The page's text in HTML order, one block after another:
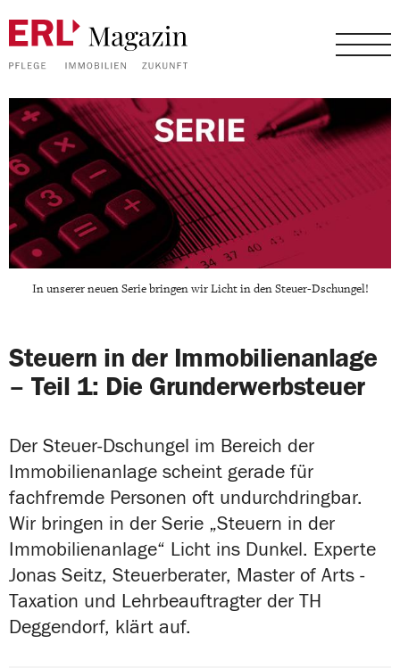
In unserer neuen Serie bringen wir Licht in den Steuer-Dschungel!
Steuern in der Immobilienanlage
– Teil 1: Die Grunderwerbsteuer
Der Steuer-Dschungel im Bereich der
Immobilienanlage scheint gerade für
fachfremde Personen oft undurchdringbar.
Wir bringen in der Serie „Steuern in der
Immobilienanlage“ Licht ins Dunkel. Experte
Jonas Seitz, Steuerberater, Master of Arts -
Taxation und Lehrbeauftragter der TH
Deggendorf, klärt auf.